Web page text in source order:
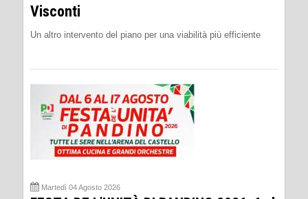
Visconti
Un altro intervento del piano per una viabilità più efficiente
Martedì 04 Agosto 2026